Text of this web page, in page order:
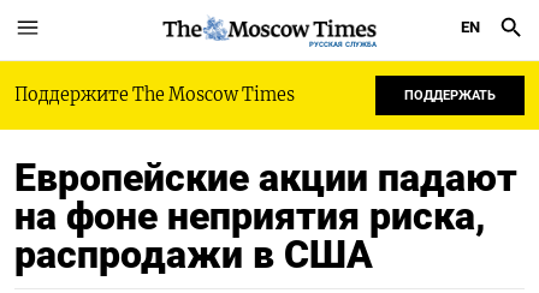
РУССКАЯ СЛУЖБА
EN
Поддержите The Moscow Times ПОДДЕРЖАТЬ
Европейские акции падают
на фоне неприятия риска,
распродажи в США